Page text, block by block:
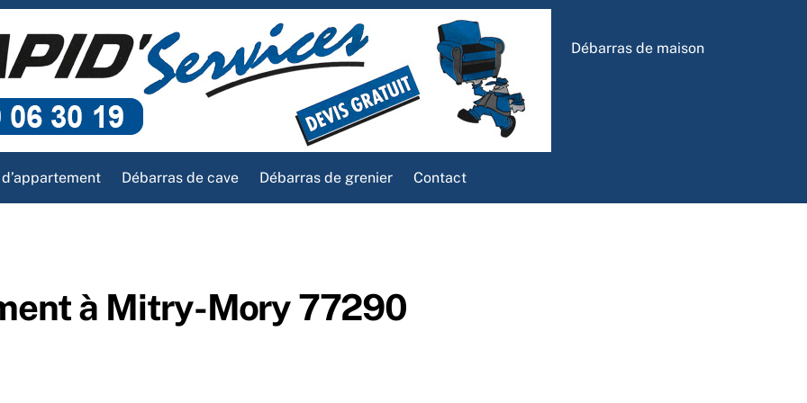
Débarras de maison
Débarras de cave Débarras de grenier Contact
à Mitry-Mory 77290